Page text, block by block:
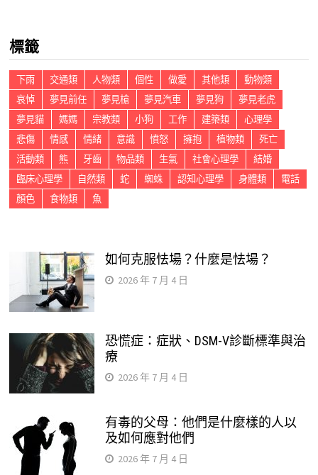
字:
標籤
下雨 交通類 人物類 個性 做愛 其他類
動物類
哀悼
夢見前任 夢見槍 夢見汽車 夢見狗
夢見老虎
夢見貓
媽媽 宗教類 小狗 工作 建築類
心理學
悲傷
情感 情緒 意識 憤怒 擁抱 植物類
死亡
活動類
熊 牙齒 物品類 生氣 社會心理學
結婚
臨床心理學
自然類 蛇 蜘蛛 認知心理學 身體類
電話
顏色
食物類 魚
如何克服怯場？什麼是怯場？
2026 年 7 月 4 日
恐慌症：症狀、DSM-V診斷標準與治
療
2026 年 7 月 4 日
有毒的父母：他們是什麼樣的人以
及如何應對他們
2026 年 7 月 4 日